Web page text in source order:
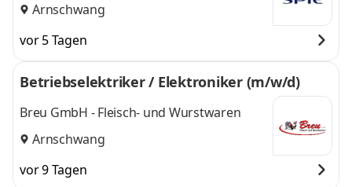
Arnschwang
vor 5 Tagen
Betriebselektriker / Elektroniker (m/w/d)
Breu GmbH - Fleisch- und Wurstwaren
Arnschwang
vor 9 Tagen